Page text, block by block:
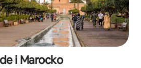
i Marocko